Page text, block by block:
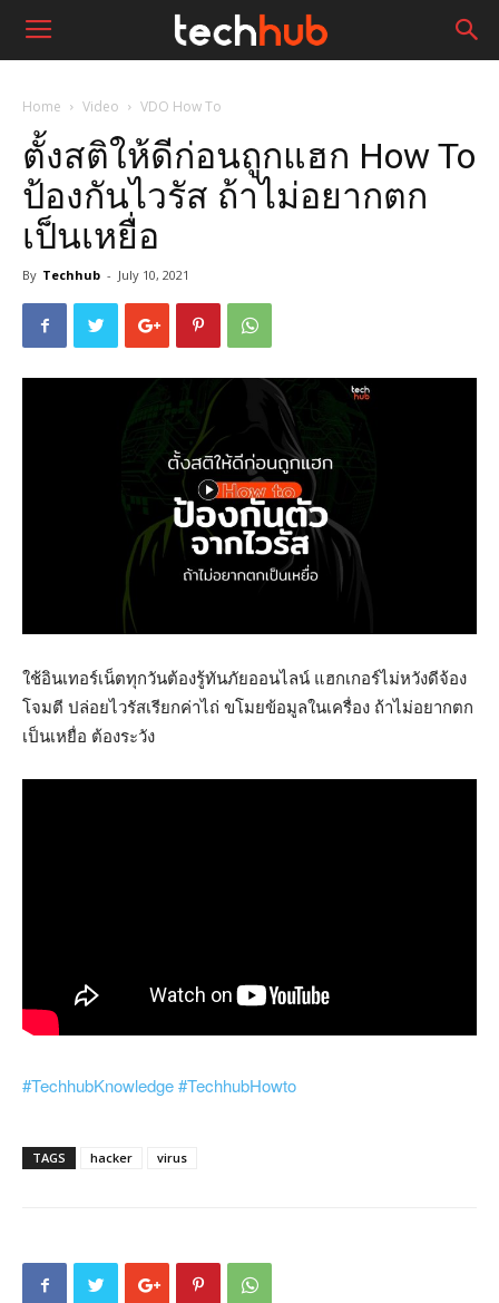
Home Video VDO How To
ตั้งสติให้ดีก่อนถูกแฮก How To
ป้องกันไวรัส ถ้าไม่อยากตก
เป็นเหยื่อ
By Techhub - July 10, 2021
ใช้อินเทอร์เน็ตทุกวันต้องรู้ทันภัยออนไลน์ แฮกเกอร์ไม่หวังดีจ้อง
โจมตี ปล่อยไวรัสเรียกค่าไถ่ ขโมยข้อมูลในเครื่อง ถ้าไม่อยากตก
เป็นเหยื่อ ต้องระวัง
#TechhubKnowledge#TechhubHowto
TAGS hacker virus